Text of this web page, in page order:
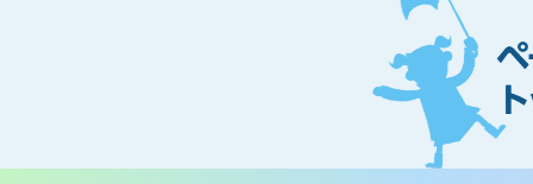
ー
ジ
ト
ッ